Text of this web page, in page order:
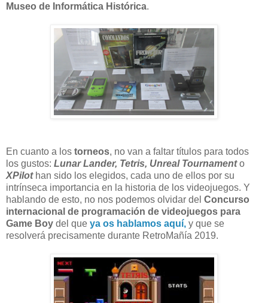
Museo de Informática Histórica.
En cuanto a los torneos, no van a faltar títulos para todos
los gustos: Lunar Lander, Tetris, Unreal Tournamento
XPilothan sido los elegidos, cada uno de ellos por su
intrínseca importancia en la historia de los videojuegos. Y
hablando de esto, no nos podemos olvidar del Concurso
internacional de programación de videojuegos para
Game Boy del que ya os hablamos aquí, y que se
resolverá precisamente durante RetroMañía 2019.